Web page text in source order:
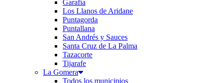
Garafía
Los Llanos de Aridane
Puntagorda
Puntallana
San Andrés y Sauces
Santa Cruz de La Palma
Tazacorte
Tijarafe
La Gomera
Todos los municipios